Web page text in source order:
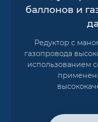
баллонов и
Редуктор с
газопровода
использованием